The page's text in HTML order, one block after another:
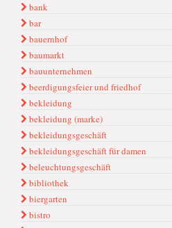
bank
bar
bauernhof
baumarkt
bauunternehmen
beerdigungsfeier und friedhof
bekleidung
bekleidung (marke)
bekleidungsgeschäft
bekleidungsgeschäft für damen
beleuchtungsgeschäft
bibliothek
biergarten
bistro